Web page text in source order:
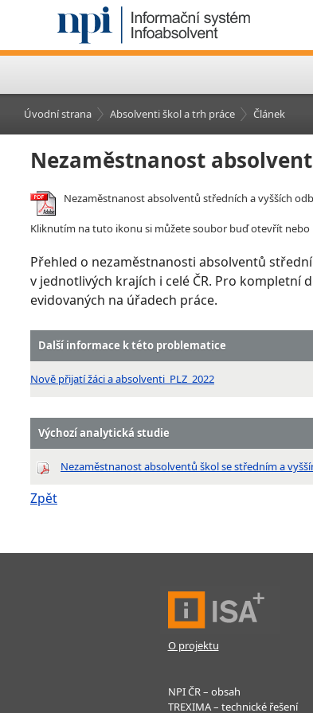
Úvodní strana Absolventi škol a trh práce Článek
Nezaměstnanost
Nezaměstnanost absolventů středních a vyšších
Kliknutím na tuto ikonu si můžete soubor buď otevřít nebo
Přehled o nezaměstnanosti absolventů
v jednotlivých krajích i celé ČR. Pro
evidovaných na úřadech práce.
Další informace k této problematice
Nově přijatí žáci a absolventi_PLZ_2022
Výchozí analytická studie
Nezaměstnanost absolventů škol se středním a
Zpět
O projektu
NPI ČR – obsah
TREXIMA – technické řešení